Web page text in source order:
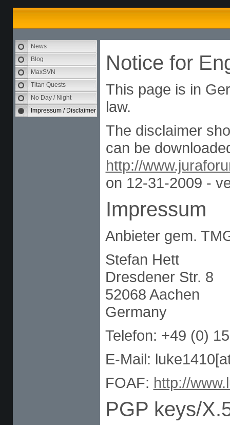
News
Blog
MaxSVN
Titan Quests
No Day / Night
Impressum / Disclaimer
Notice for
This page is in
law.
The disclaimer
can be
http://
on 12-31-2009 -
Impressum
Anbieter gem.
Stefan Hett
Dresdener Str. 8
52068 Aachen
Germany
Telefon: +49 (0)
E-Mail:
FOAF: http://
PGP keys/